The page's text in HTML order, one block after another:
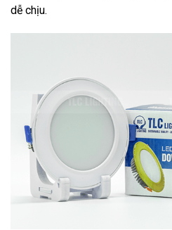
dễ chịu.